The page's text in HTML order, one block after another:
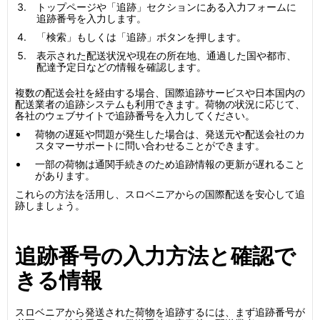
トップページや「追跡」セクションにある入力フォームに
追跡番号を入力します。
「検索」もしくは「追跡」ボタンを押します。
表示された配送状況や現在の所在地、通過した国や都市、
配達予定日などの情報を確認します。
複数の配送会社を経由する場合、国際追跡サービスや日本国内の
配送業者の追跡システムも利用できます。荷物の状況に応じて、
各社のウェブサイトで追跡番号を入力してください。
荷物の遅延や問題が発生した場合は、発送元や配送会社のカ
スタマーサポートに問い合わせることができます。
一部の荷物は通関手続きのため追跡情報の更新が遅れること
があります。
これらの方法を活用し、スロベニアからの国際配送を安心して追
跡しましょう。
追跡番号の入力方法と確認で
きる情報
スロベニアから発送された荷物を追跡するには、まず追跡番号が